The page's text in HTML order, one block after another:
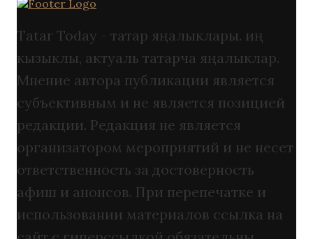
Tatar Today - татар яңалыклары. иң
кызыклы, актуаль татарча яңалыклар.
Мнение автора публикации является
субъективным и не является позицией
редакции. Редакция не является
организатором мероприятий и не несет
ответственность за достоверность
афиш и анонсов. При перепечатке и
использовании материалов ссылка на